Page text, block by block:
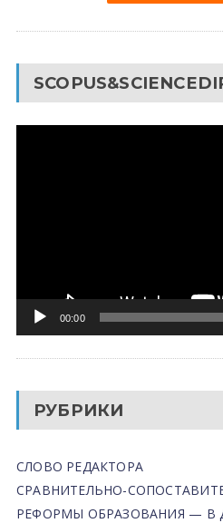
00:00
РУБРИКИ
СЛОВО РЕДАКТОРА
СРАВНИТЕЛЬНО-
РЕФОРМЫ ОБРАЗОВАНИЯ — В